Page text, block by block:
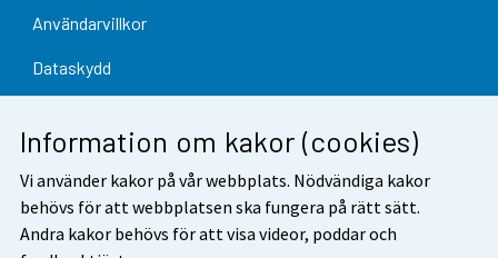
Information om kakor (cookies)
Vi använder kakor på vår webbplats. Nödvändiga kakor
behövs för att webbplatsen ska fungera på rätt sätt.
Andra kakor behövs för att visa videor, poddar och
Användarvillkor
Dataskydd
Information om webbplatsen
Cookie-inställningar